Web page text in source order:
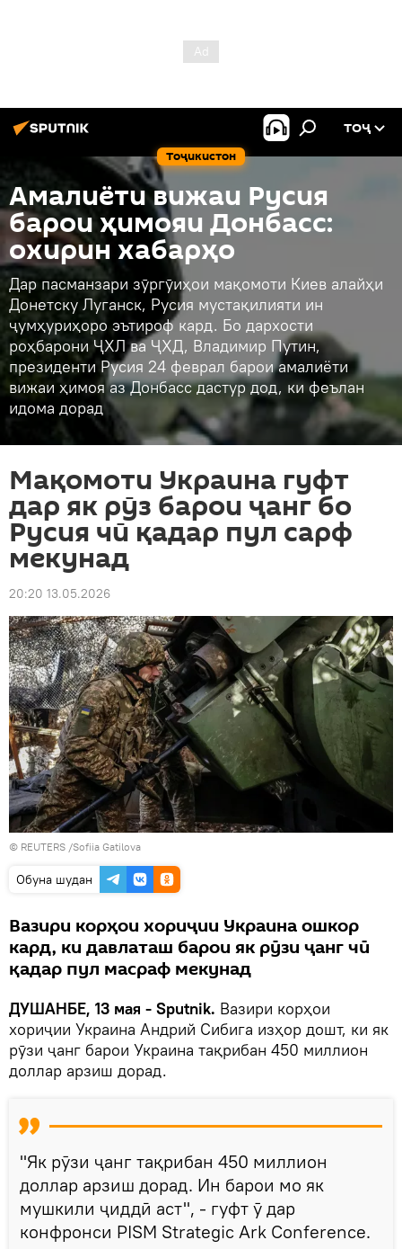
Тоҷикистон
ТОҶ
Амалиёти вижаи Русия
барои ҳимояи Донбасс:
охирин хабарҳо
Дар пасманзари зӯргӯиҳои мақомоти Киев алайҳи
Донетску Луганск, Русия мустақилияти ин
ҷумҳуриҳоро эътироф кард. Бо дархости
роҳбарони ҶХЛ ва ҶХД, Владимир Путин,
президенти Русия 24 феврал барои амалиёти
вижаи ҳимоя аз Донбасс дастур дод, ки феълан
идома дорад
Мақомоти Украина гуфт
дар як рӯз барои ҷанг бо
Русия чӣ қадар пул сарф
мекунад
20:20 13.05.2026
© REUTERS /Sofiia Gatilova
Обуна шудан
Вазири корҳои хориҷии Украина ошкор
кард, ки давлаташ барои як рӯзи ҷанг чӣ
қадар пул масраф мекунад
ДУШАНБЕ, 13 мая - Sputnik. Вазири корҳои
хориҷии Украина Андрий Сибига изҳор дошт, ки як
рӯзи ҷанг барои Украина тақрибан 450 миллион
доллар арзиш дорад.
"Як рӯзи ҷанг тақрибан 450 миллион
доллар арзиш дорад. Ин барои мо як
мушкили ҷиддӣ аст", - гуфт ӯ дар
конфронси PISM Strategic Ark Conference.